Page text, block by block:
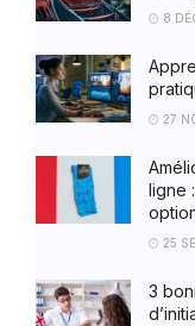
8
27
ligne
25
3